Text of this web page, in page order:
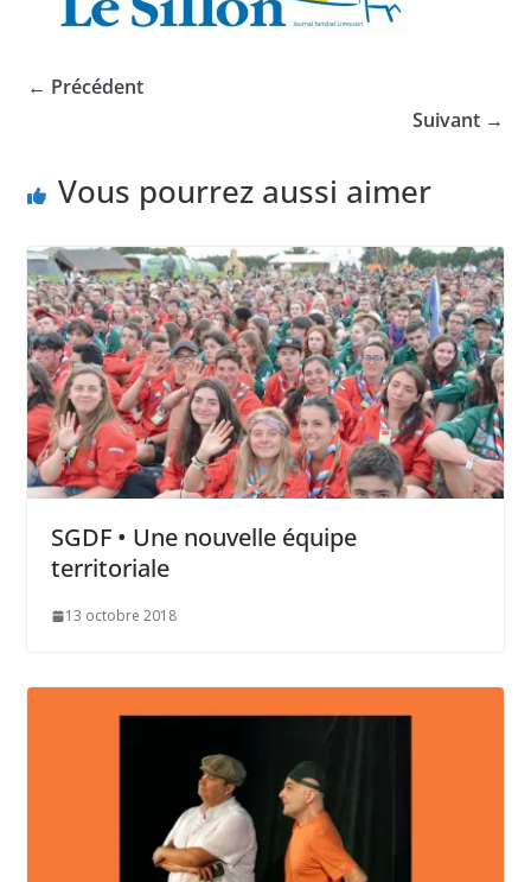
← Précédent
Suivant →
Vous pourrez aussi aimer
SGDF • Une nouvelle équipe
territoriale
13 octobre 2018